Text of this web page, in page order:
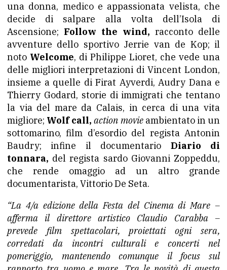
una donna, medico e appassionata velista, che
decide di salpare alla volta dell’Isola di
Ascensione; Follow the wind, racconto delle
avventure dello sportivo Jerrie van de Kop; il
noto Welcome, di Philippe Lioret, che vede una
delle migliori interpretazioni di Vincent London,
insieme a quelle di Firat Ayverdi, Audry Dana e
Thierry Godard, storie di immigrati che tentano
la via del mare da Calais, in cerca di una vita
migliore; Wolf call, action movieambientato in un
sottomarino, film d’esordio del regista Antonin
Baudry; infine il documentario Diario di
tonnara, del regista sardo Giovanni Zoppeddu,
che rende omaggio ad un altro grande
documentarista, Vittorio De Seta.
“La 4/a edizione della Festa del Cinema di Mare –
afferma il direttore artistico Claudio Carabba –
prevede film spettacolari, proiettati ogni sera,
corredati da incontri culturali e concerti nel
pomeriggio, mantenendo comunque il focus sul